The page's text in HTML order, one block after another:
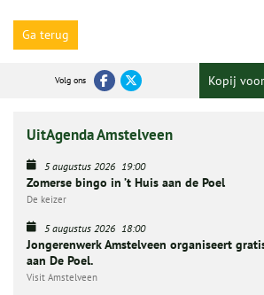
Ga terug
Volg ons Kopij
UitAgenda Amstelveen
5 augustus 2026 19:00
Zomerse bingo in ’t Huis aan de Poel
De keizer
5 augustus 2026 18:00
Jongerenwerk Amstelveen organiseert
aan De Poel.
Visit Amstelveen